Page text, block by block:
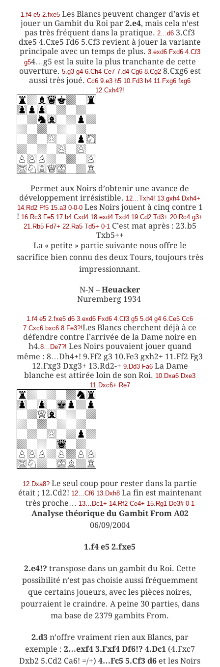
1.f4 e5 2.fxe5 Les Blancs peuvent changer d’avis et
jouer un Gambit du Roi par 2.e4, mais cela n’est
pas très fréquent dans la pratique. 2…d6 3.Cf3
dxe5 4.Cxe5 Fd6 5.Cf3 revient à jouer la variante
principale avec un temps de plus. 3.exd6 Fxd6 4.Cf3
g54…g5 est la suite la plus tranchante de cette
ouverture. 5.g3 g4 6.Ch4 Ce7 7.d4 Cg6 8.Cg2 8.Cxg6 est
aussi très joué.Cc6 9.e3 h5 10.Fd3 h4 11.Fxg6 fxg6
12.Cxh4?!
Permet aux Noirs d’obtenir une avance de
développement irrésistible. 12…Txh4! 13.gxh4 Dxh4+
14.Rd2 Ff5 15.a3 0-0-0 Les Noirs jouent à cinq contre 1
! 16.Rc3 Fe5 17.b4 Cxd4 18.exd4 Txd4 19.Cd2 Td3+ 20.Rc4 g3+
21.Rb5 Fd7+ 22.Ra5 Td5+ 0-1 C’est mat après : 23.b5
Txb5++
La « petite » partie suivante nous offre le
sacrifice bien connu des deux Tours, toujours très
impressionnant.
N-N –Heuacker
Nuremberg 1934
1.f4 e5 2.fxe5 d6 3.exd6 Fxd6 4.Cf3 g5 5.d4 g4 6.Ce5 Cc6
7.Cxc6 bxc6 8.Fe3?!Les Blancs cherchent déjà à ce
défendre contre l’arrivée de la Dame noire en
h4.8…De7?! Les Noirs pouvaient jouer quand
même : 8…Dh4+! 9.Ff2 g3 10.Fe3 gxh2+ 11.Ff2 Fg3
12.Fxg3 Dxg3+ 13.Rd2-+ 9.Dd3 Fa6La Dame
blanche est attirée loin de son Roi. 10.Dxa6 Dxe3
11.Dxc6+ Re7
12.Dxa8? Le seul coup pour rester dans la partie
était ; 12.Cd2! 12…Cf6 13.Dxh8La fin est maintenant
très proche… 13…Dc1+ 14.Rf2 Ce4+ 15.Rg1 De3# 0-1
Analyse théorique du Gambit From A02
06/09/2004
1.f4 e5 2.fxe5
2.e4!? transpose dans un gambit du Roi. Cette
possibilité n’est pas choisie aussi fréquemment
que certains joueurs, avec les pièces noires,
pourraient le craindre. A peine 30 parties, dans
ma base de 2379 gambits From.
2.d3n’offre vraiment rien aux Blancs, par
exemple : 2…exf4 3.Fxf4 Df6!? 4.Dc1 (4.Fxc7
Dxb2 5.Cd2 Ca6! =/+)4…Fc5 5.Cf3 d6 et les Noirs